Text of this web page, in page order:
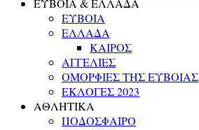
ΕΥΒΟΙΑ & ΕΛΛΑΔΑ
ΕΥΒΟΙΑ
ΕΛΛΑΔΑ
ΚΑΙΡΟΣ
ΑΓΓΕΛΙΕΣ
ΟΜΟΡΦΙΕΣ ΤΗΣ ΕΥΒΟΙΑΣ
ΕΚΛΟΓΕΣ 2023
ΑΘΛΗΤΙΚΑ
ΠΟΔΟΣΦΑΙΡΟ